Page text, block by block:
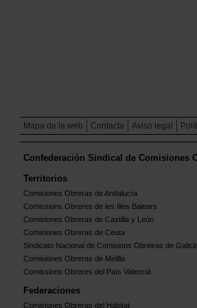
Mapa de la web Contacta Aviso legal
Confederación Sindical de Comisiones
Territorios
Comisiones Obreras de Andalucía
Comissions Obreres de les Illes Balears
Comisiones Obreras de Castilla y León
Comisiones Obreras de Ceuta
Sindicato Nacional de Comisions Obreiras de Galicia
Comisiones Obreras de Melilla
Comissions Obreres del Paìs Valenciá
Federaciones
Comisiones Obreras del Hábitat